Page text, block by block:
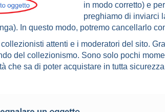
in modo corretto) e
preghiamo di inviarci
In questo modo, potremo cancellarlo
attenti e i moderatori del sito.
del collezionismo. Sono solo pochi
che sa di poter acquistare in tutta